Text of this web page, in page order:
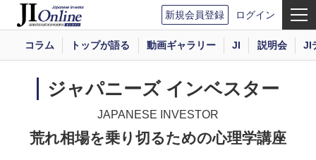
新規会員登録 ログイン
コラム トップが語る 動画ギャラリー JI 説明会 JI
ジャパニーズ インベスター
JAPANESE INVESTOR
荒れ相場を乗り切るための心理学講座